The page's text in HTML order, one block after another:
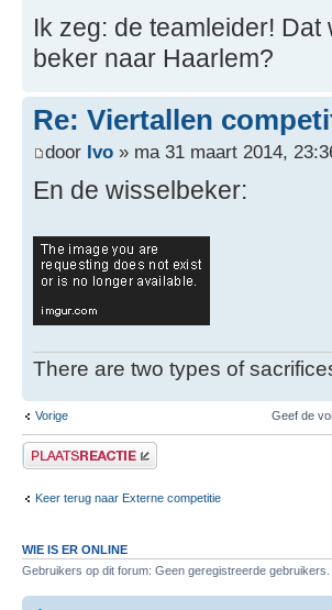
Ik zeg: de teamleider!
beker naar Haarlem?
Re: Viertallen
door Ivo » ma 31 maart 2014,
En de wisselbeker:
There are two types of
Vorige Geef de
Plaats een reactie
Keer terug naar Externe competitie
WIE IS ER ONLINE
Gebruikers op dit forum: Geen geregistreerde